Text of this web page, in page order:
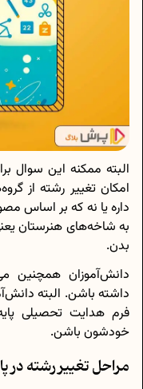
البته ممکنه این سوال
امکان تغییر رشته از
داره یا نه که بر اساس
به شاخه‌های هنرستان
بدن.
دانش‌آموزان همچنین
داشته باشن. البته
فرم هدایت تحصیلی
خودشون باشن.
مراحل تغییر رشته در